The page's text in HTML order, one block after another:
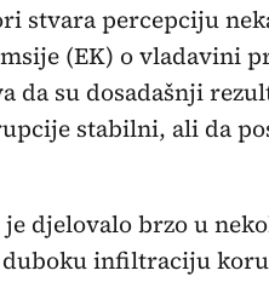
stvara percepciju
(EK) o vladavini
da su dosadašnji
stabilni, ali da
djelovalo brzo u
infiltraciju